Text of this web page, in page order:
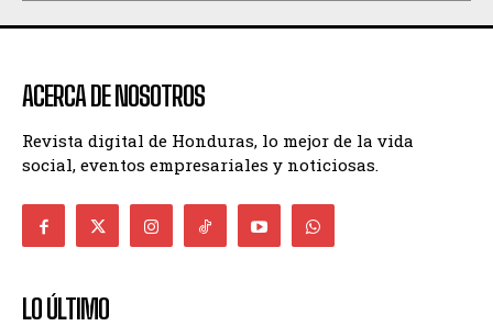
ACERCA DE NOSOTROS
Revista digital de Honduras, lo mejor de la vida
social, eventos empresariales y noticiosas.
LO ÚLTIMO